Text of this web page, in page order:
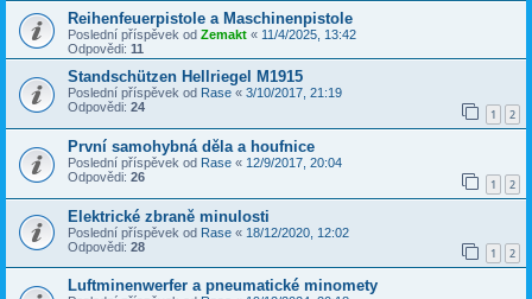
Reihenfeuerpistole a Maschinenpistole
Poslední příspěvek od Zemakt « 11/4/2025, 13:42
Odpovědi: 11
Standschützen Hellriegel M1915
Poslední příspěvek od Rase « 3/10/2017, 21:19
Odpovědi: 24 1 2
První samohybná děla a houfnice
Poslední příspěvek od Rase « 12/9/2017, 20:04
Odpovědi: 26 1 2
Elektrické zbraně minulosti
Poslední příspěvek od Rase « 18/12/2020, 12:02
Odpovědi: 28 1 2
Luftminenwerfer a pneumatické minomety